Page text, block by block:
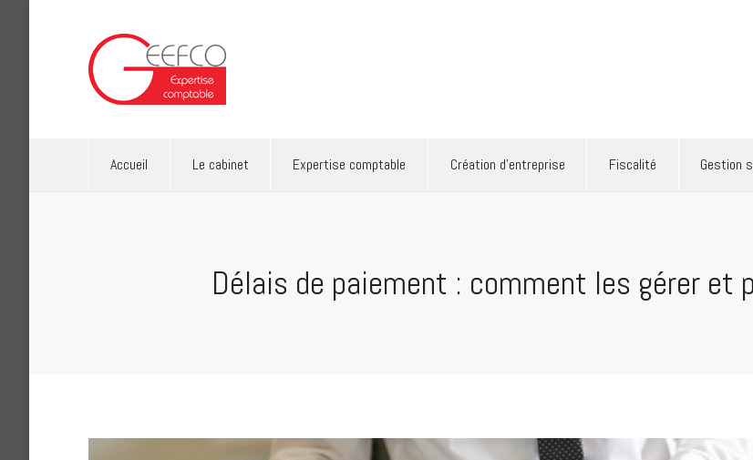
Accueil Le cabinet Expertise comptable Création d’entreprise Fiscalité Gestion
Délais de paiement : comment les gérer et